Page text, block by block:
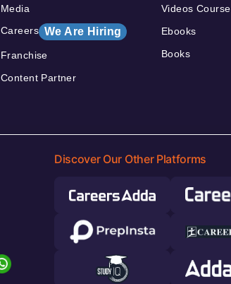
Media
Careers We Are Hiring
Franchise
Content Partner
Videos Course
Ebooks
Books
Discover Our Other Platforms